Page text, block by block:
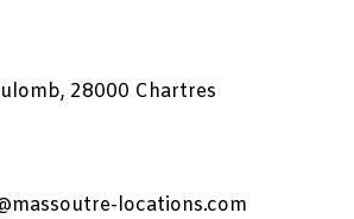
28000 Chartres
locations.com